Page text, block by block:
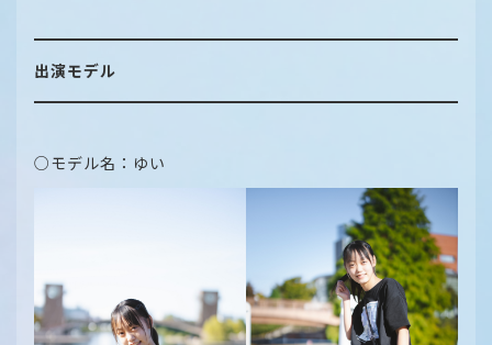
出演モデル
○モデル名：ゆい